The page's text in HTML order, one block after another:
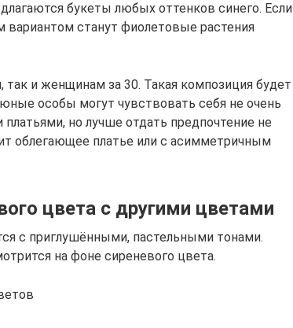
букеты любых оттенков синего. Если
станут фиолетовые растения
и женщинам за 30. Такая композиция будет
особы могут чувствовать себя не очень
но лучше отдать предпочтение не
облегающее платье или с асимметричным
цвета с другими цветами
с приглушёнными, пастельными тонами.
на фоне сиреневого цвета.